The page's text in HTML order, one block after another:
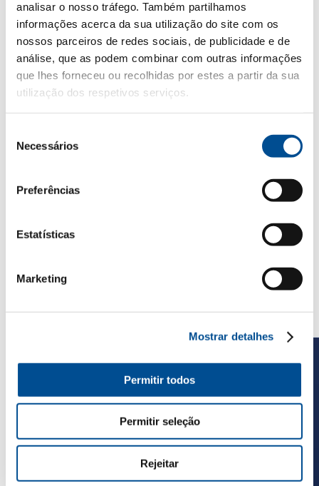
analisar o nosso tráfego. Também partilhamos
informações acerca da sua utilização do site com os
nossos parceiros de redes sociais, de publicidade e de
análise, que as podem combinar com outras informações
que lhes forneceu ou recolhidas por estes a partir da sua
utilização dos respetivos serviços.
Necessários
Preferências
Estatísticas
Marketing
Mostrar detalhes
Permitir todos
Permitir seleção
Rejeitar
Descobrir
JÁ EXPERIMENTASTE